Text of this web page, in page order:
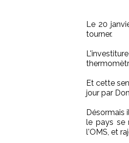
Le 20
tourner.
Et cette
jour par
Désormais
le pays se
l'OMS, et